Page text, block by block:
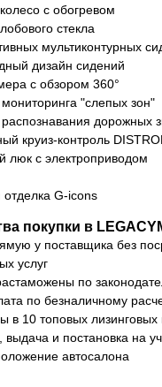
с обогревом
стекла
мультиконтурных
дизайн сидений
с обзором 360°
"слепых зон"
дорожных
круиз-контроль
люк с электроприводом
G-icons
покупки в
у поставщика без
услуг
по
по безналичному
в 10 топовых
и постановка на
автосалона